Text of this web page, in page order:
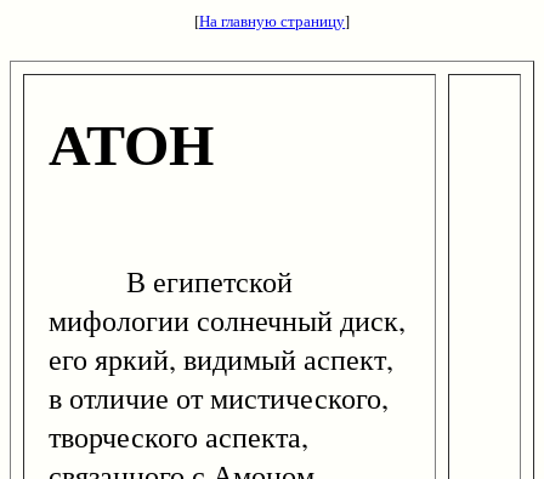
[На главную страницу]
АТОН
В египетской
мифологии солнечный диск,
его яркий, видимый аспект,
в отличие от мистического,
творческого аспекта,